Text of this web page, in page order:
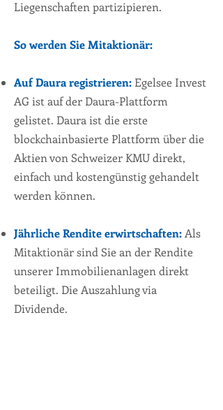
Liegenschaften partizipieren.
So werden Sie Mitaktionär:
Auf Daura registrieren: Egelsee Invest
AG ist auf der Daura-Plattform
gelistet. Daura ist die erste
blockchainbasierte Plattform über die
Aktien von Schweizer KMU direkt,
einfach und kostengünstig gehandelt
werden können.
Jährliche Rendite erwirtschaften: Als
Mitaktionär sind Sie an der Rendite
unserer Immobilienanlagen direkt
beteiligt. Die Auszahlung via
Dividende.